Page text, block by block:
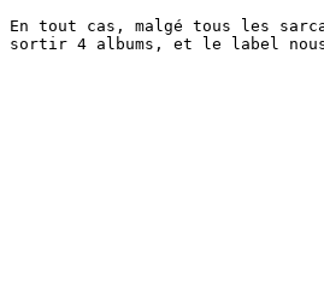
En tout cas, malgé tous les
sortir 4 albums, et le label